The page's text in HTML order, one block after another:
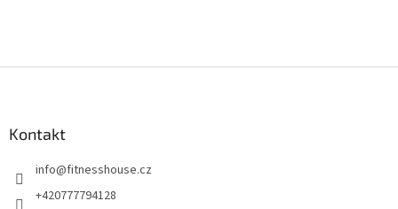
Kontakt
info@fitnesshouse.cz
+420777794128